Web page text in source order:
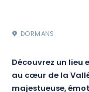
DORMANS
Découvrez un
au cœur de la
majestueuse,